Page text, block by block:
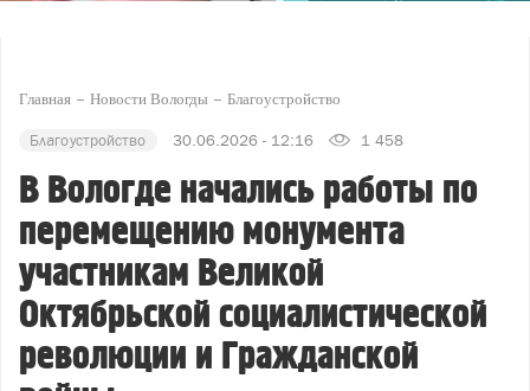
Главная Новости Вологды Благоустройство
Благоустройство 30.06.2026 - 12:16 1 458
В Вологде начались работы по
перемещению монумента
участникам Великой
Октябрьской социалистической
революции и Гражданской